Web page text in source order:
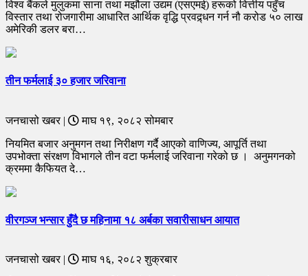
विश्व बैंकले मुलुकमा साना तथा मझौला उद्यम (एसएमई) हरूको वित्तीय पहुँच
विस्तार तथा रोजगारीमा आधारित आर्थिक वृद्धि प्रवद्र्धन गर्न नौ करोड ५० लाख
अमेरिकी डलर बरा…
तीन फर्मलाई ३० हजार जरिवाना
जनचासो खबर |
माघ १९, २०८२ सोमबार
नियमित बजार अनुमगन तथा निरीक्षण गर्दै आएको वाणिज्य, आपूर्ति तथा
उपभोक्ता संरक्षण विभागले तीन वटा फर्मलाई जरिवाना गरेको छ । अनुमगनको
क्रममा कैफियत दे…
वीरगञ्ज भन्सार हुँदै छ महिनामा १८ अर्बका सवारीसाधन आयात
जनचासो खबर |
माघ १६, २०८२ शुक्रबार